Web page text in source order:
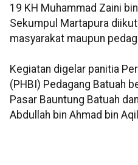
19 KH Muhammad Zaini
Sekumpul Martapura
masyarakat maupun
Kegiatan digelar panitia
(PHBI) Pedagang Batuah
Pasar Bauntung Batuah
Abdullah bin Ahmad bin